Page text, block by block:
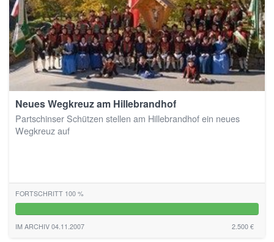
Neues Wegkreuz am Hillebrandhof
Partschinser Schützen stellen am Hillebrandhof ein neues
Wegkreuz auf
FORTSCHRITT 100 %
IM ARCHIV 04.11.2007 2.500 €